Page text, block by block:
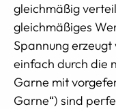
gleichmäßig
gleichmäßiges
Spannung
einfach durch die
Garne mit
Garne“) sind